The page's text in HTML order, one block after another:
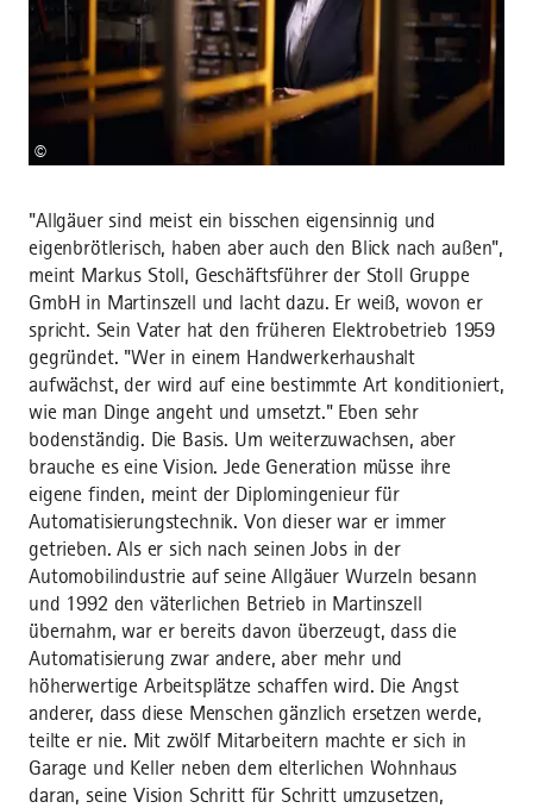
©
"Allgäuer sind meist ein bisschen eigensinnig und
eigenbrötlerisch, haben aber auch den Blick nach außen",
meint Markus Stoll, Geschäftsführer der Stoll Gruppe
GmbH in Martinszell und lacht dazu. Er weiß, wovon er
spricht. Sein Vater hat den früheren Elektrobetrieb 1959
gegründet. "Wer in einem Handwerkerhaushalt
aufwächst, der wird auf eine bestimmte Art konditioniert,
wie man Dinge angeht und umsetzt." Eben sehr
bodenständig. Die Basis. Um weiterzuwachsen, aber
brauche es eine Vision. Jede Generation müsse ihre
eigene finden, meint der Diplomingenieur für
Automatisierungstechnik. Von dieser war er immer
getrieben. Als er sich nach seinen Jobs in der
Automobilindustrie auf seine Allgäuer Wurzeln besann
und 1992 den väterlichen Betrieb in Martinszell
übernahm, war er bereits davon überzeugt, dass die
Automatisierung zwar andere, aber mehr und
höherwertige Arbeitsplätze schaffen wird. Die Angst
anderer, dass diese Menschen gänzlich ersetzen werde,
teilte er nie. Mit zwölf Mitarbeitern machte er sich in
Garage und Keller neben dem elterlichen Wohnhaus
daran, seine Vision Schritt für Schritt umzusetzen,